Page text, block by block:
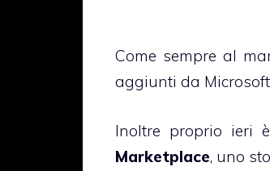
Come sempre al
aggiunti da
Inoltre proprio ieri
Marketplace, uno